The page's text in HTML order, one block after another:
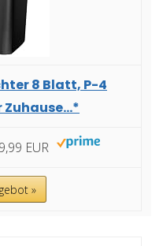
8 Blatt, P-4
EUR
»